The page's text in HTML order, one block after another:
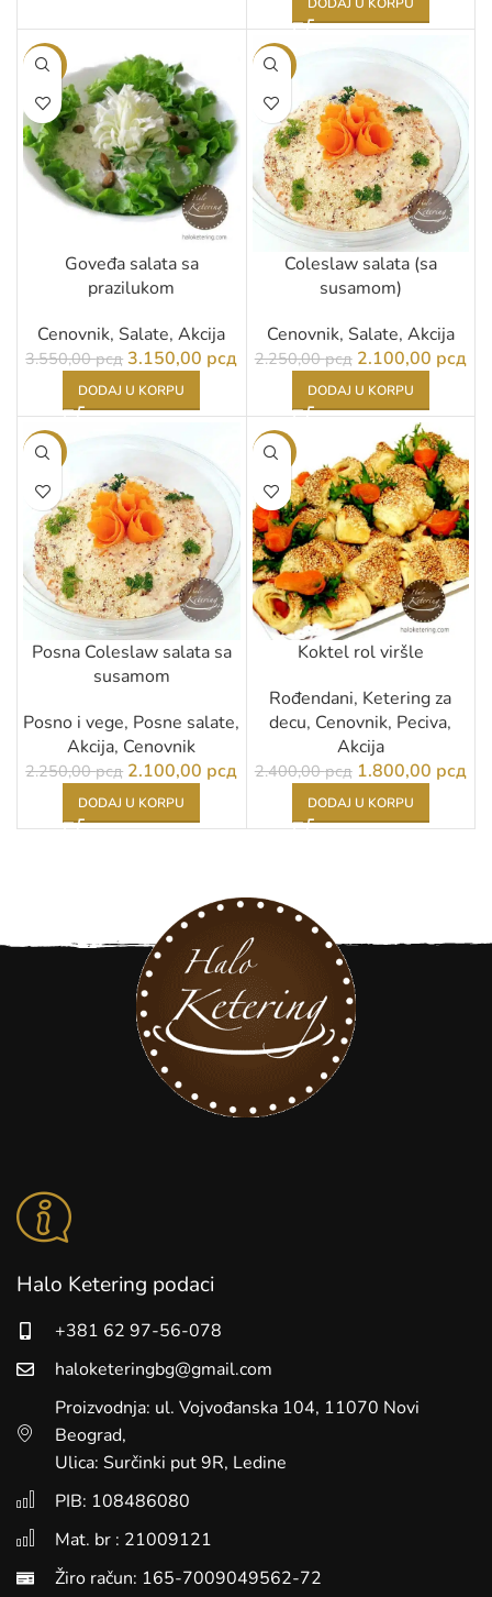
-11%
Goveđa salata sa
prazilukom
Cenovnik, Salate,Akcija
3.550,00рсд 3.150,00 рсд
DODAJ U KORPU
-7%
Coleslaw salata (sa
susamom)
Cenovnik, Salate, Akcija
2.250,00рсд 2.100,00 рсд
DODAJ U KORPU
-7%
Posna Coleslaw salata sa
susamom
Posno i vege, Posne salate,
Akcija, Cenovnik
2.250,00рсд 2.100,00 рсд
DODAJ U KORPU
-25%
Koktel rol viršle
Rođendani, Ketering za
decu, Cenovnik, Peciva,
Akcija
2.400,00рсд 1.800,00 рсд
DODAJ U KORPU
Halo Ketering podaci
+381 62 97-56-078
haloketeringbg@gmail.com
Proizvodnja: ul. Vojvođanska 104, 11070 Novi
Beograd,
Ulica: Surčinki put 9R, Ledine
PIB: 108486080
Mat. br : 21009121
Žiro račun: 165-7009049562-72